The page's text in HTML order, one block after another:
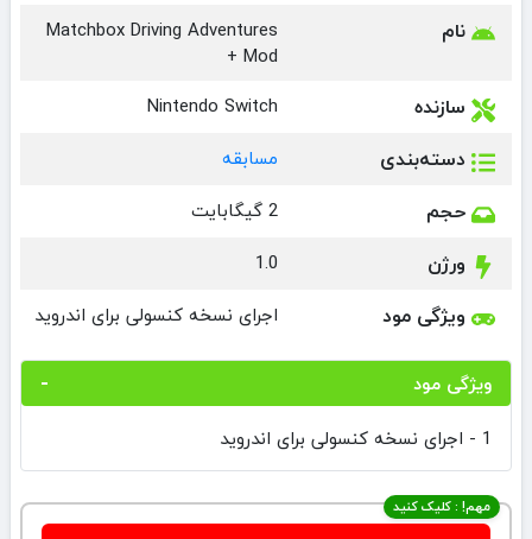
نام
Matchbox Driving Adventures
+ Mod
سازنده Nintendo Switch
دسته‌بندی مسابقه
حجم 2 گیگابایت
ورژن 1.0
ویژگی مود اجرای نسخه کنسولی برای اندروید
ویژگی مود
1 - اجرای نسخه کنسولی برای اندروید
مهم! : کلیک کنید